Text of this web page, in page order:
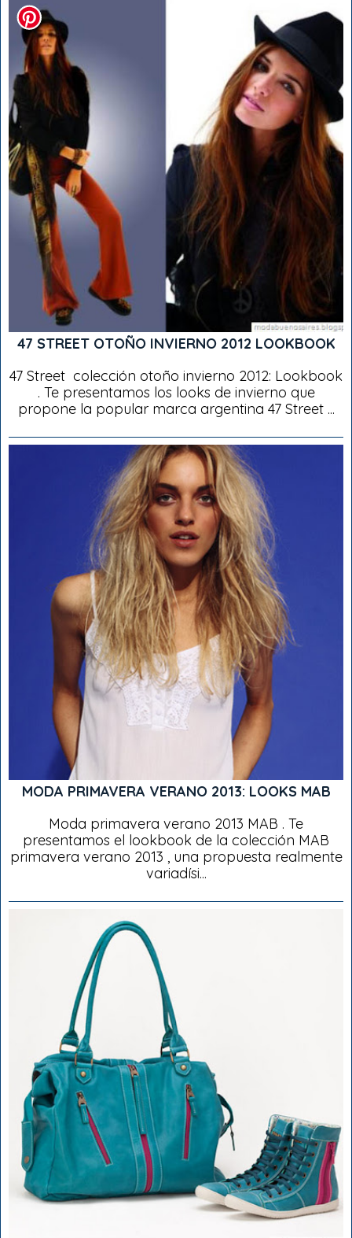
47 STREET OTOÑO INVIERNO 2012 LOOKBOOK
47 Street colección otoño invierno 2012: Lookbook
. Te presentamos los looks de invierno que
propone la popular marca argentina 47 Street ...
MODA PRIMAVERA VERANO 2013: LOOKS MAB
Moda primavera verano 2013 MAB . Te
presentamos el lookbook de la colección MAB
primavera verano 2013 , una propuesta realmente
variadísi...